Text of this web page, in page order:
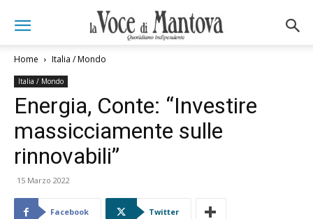
Home Italia / Mondo
Italia / Mondo
Energia, Conte: “Investire
massicciamente sulle
rinnovabili”
15 Marzo 2022
Facebook Twitter